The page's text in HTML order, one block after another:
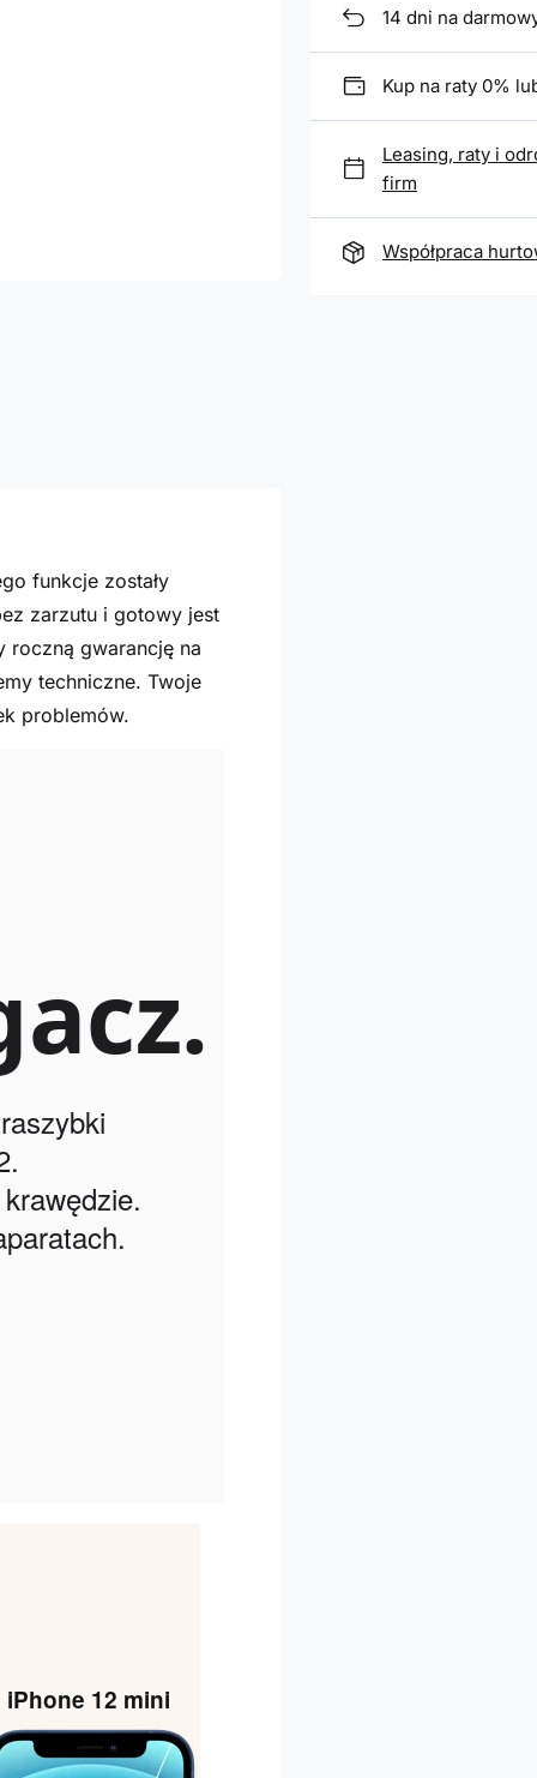
14 dni na
Kup na raty 0%
Leasing, raty i
firm
Współpraca
funkcje zostały
zarzutu i gotowy jest
roczną gwarancję na
techniczne. Twoje
problemów.
iPhone 12 mini